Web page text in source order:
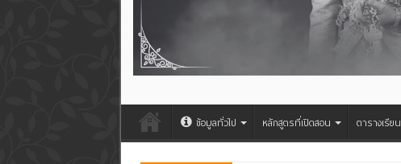
ข้อมูลทั่วไป หลักสูตรที่เปิดสอน ตารางเรียน